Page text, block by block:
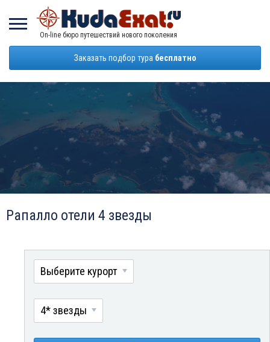
On-line бюро путешествий нового поколения
Заказать подбор тура бесплатно
Рапалло отели 4 звезды
Выберите курорт
4* звезды